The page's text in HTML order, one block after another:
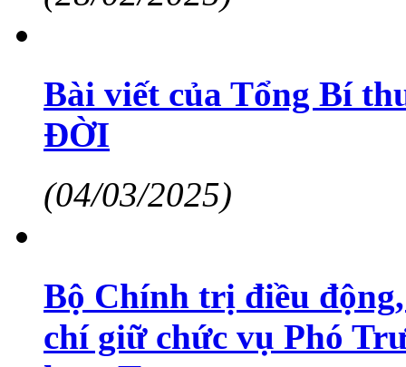
Bài viết của Tổng Bí
ĐỜI
(04/03/2025)
Bộ Chính trị điều
chí giữ chức vụ Phó